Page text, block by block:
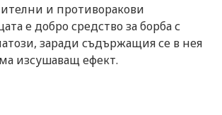
и противоракови
е добро средство за борба с
заради съдържащия се в нея
изсушаващ ефект.